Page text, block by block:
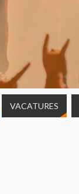
VACATURES